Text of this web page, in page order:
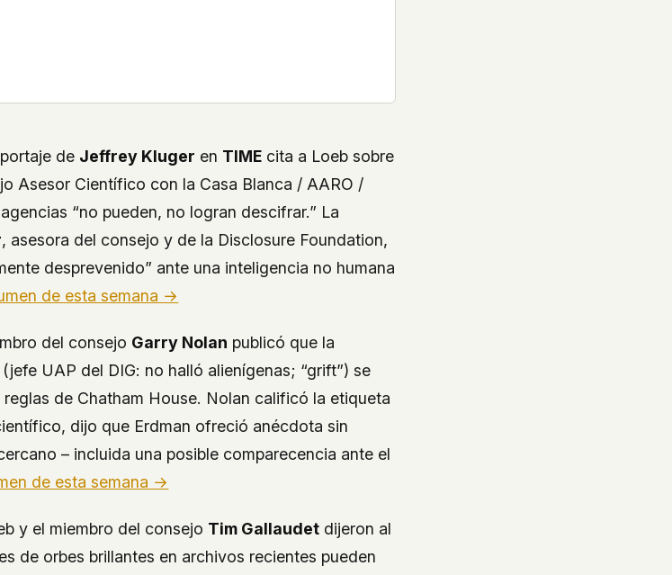
de Jeffrey Kluger en TIME cita a Loeb sobre
Asesor Científico con la Casa Blanca / AARO /
“no pueden, no logran descifrar.” La
, asesora del consejo y de la Disclosure Foundation,
desprevenido” ante una inteligencia no humana
de esta semana →
del consejo Garry Nolan publicó que la
UAP del DIG: no halló alienígenas; “grift”) se
de Chatham House. Nolan calificó la etiqueta
dijo que Erdman ofreció anécdota sin
– incluida una posible comparecencia ante el
de esta semana →
y el miembro del consejo Tim Gallaudet dijeron al
de orbes brillantes en archivos recientes pueden